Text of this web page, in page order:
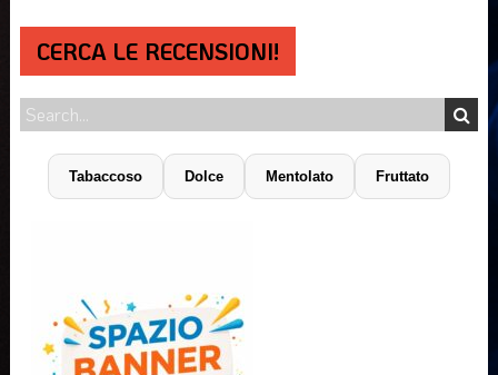
CERCA LE RECENSIONI!
Tabaccoso Dolce Mentolato Fruttato